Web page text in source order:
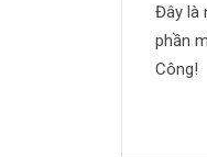
Đây là
phần
Công!